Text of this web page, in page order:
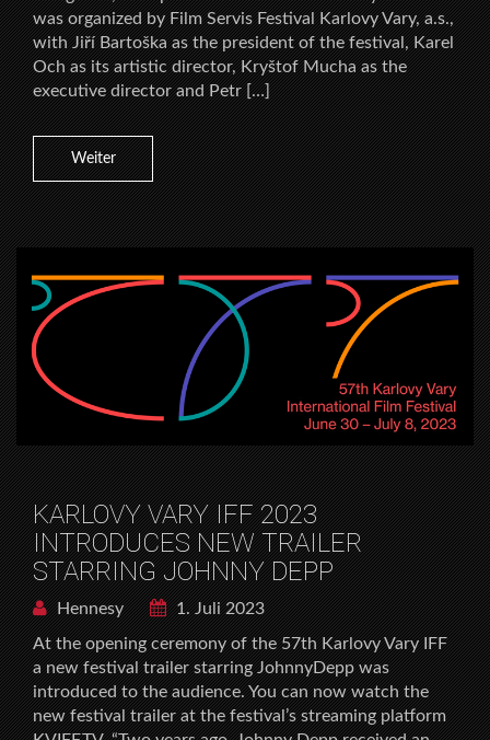
was organized by Film Servis Festival Karlovy Vary, a.s.,
with Jiří Bartoška as the president of the festival, Karel
Och as its artistic director, Kryštof Mucha as the
executive director and Petr […]
Weiter
KARLOVY VARY IFF 2023
INTRODUCES NEW TRAILER
STARRING JOHNNY DEPP
Hennesy
1. Juli 2023
At the opening ceremony of the 57th Karlovy Vary IFF
a new festival trailer starring JohnnyDepp was
introduced to the audience. You can now watch the
new festival trailer at the festival’s streaming platform